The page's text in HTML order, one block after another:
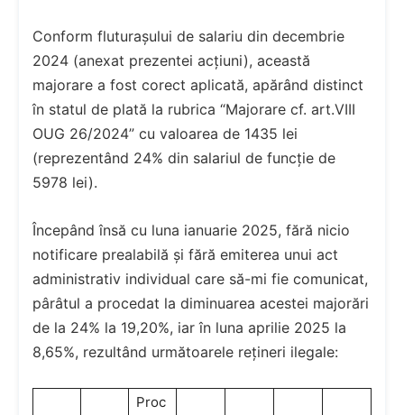
Conform fluturașului de salariu din decembrie
2024 (anexat prezentei acțiuni), această
majorare a fost corect aplicată, apărând distinct
în statul de plată la rubrica “Majorare cf. art.VIII
OUG 26/2024” cu valoarea de 1435 lei
(reprezentând 24% din salariul de funcție de
5978 lei).
Începând însă cu luna ianuarie 2025, fără nicio
notificare prealabilă și fără emiterea unui act
administrativ individual care să-mi fie comunicat,
pârâtul a procedat la diminuarea acestei majorări
de la 24% la 19,20%, iar în luna aprilie 2025 la
8,65%, rezultând următoarele rețineri ilegale:
Proc